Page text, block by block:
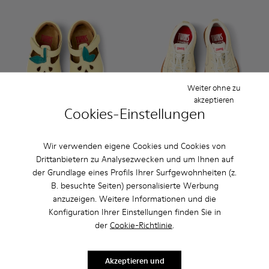
Cookies-Einstellungen
Wir verwenden eigene Cookies und Cookies von
Drittanbietern zu Analysezwecken und um Ihnen auf
der Grundlage eines Profils Ihrer Surfgewohnheiten (z.
B. besuchte Seiten) personalisierte Werbung
anzuzeigen. Weitere Informationen und die
Konfiguration Ihrer Einstellungen finden Sie in
der Cookie-Richtlinie.
Weiter ohne zu
akzeptieren
Akzeptieren und
-20%
Peu Path - K800683-002 -
Peu Path - K800683-
Peu Path -
Peu Path
48 €
-30%
Hinzufügen